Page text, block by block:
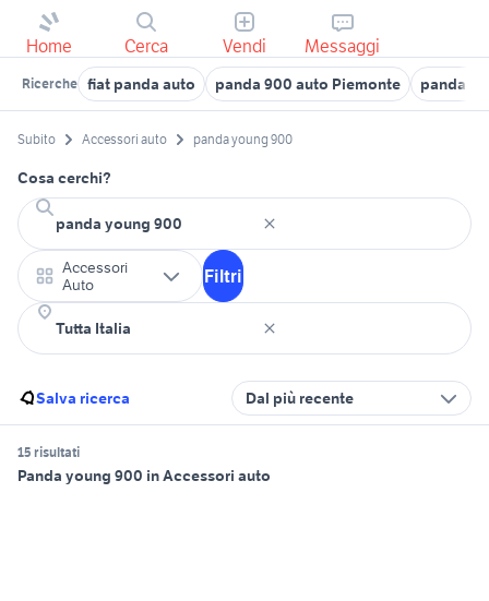
Home Cerca Vendi Messaggi
Ricerche fiat panda auto panda 900 auto Piemonte panda
Subito Accessori auto panda young 900
Cosa cerchi?
Accessori
Auto
Filtri
Salva ricerca Dal più recente
15 risultati
Panda young 900 in Accessori auto